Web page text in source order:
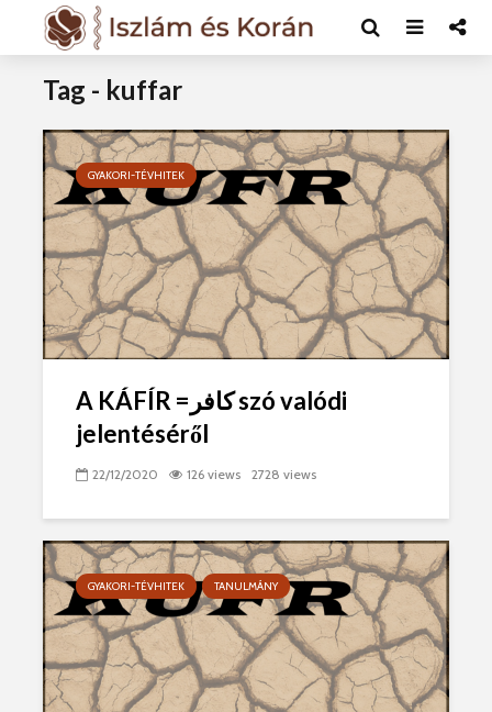
Tag - kuffar
GYAKORI-TÉVHITEK
A KÁFÍR =كافر‎ szó valódi
jelentéséről
22/12/2020 126 views 2728 views
GYAKORI-TÉVHITEK TANULMÁNY